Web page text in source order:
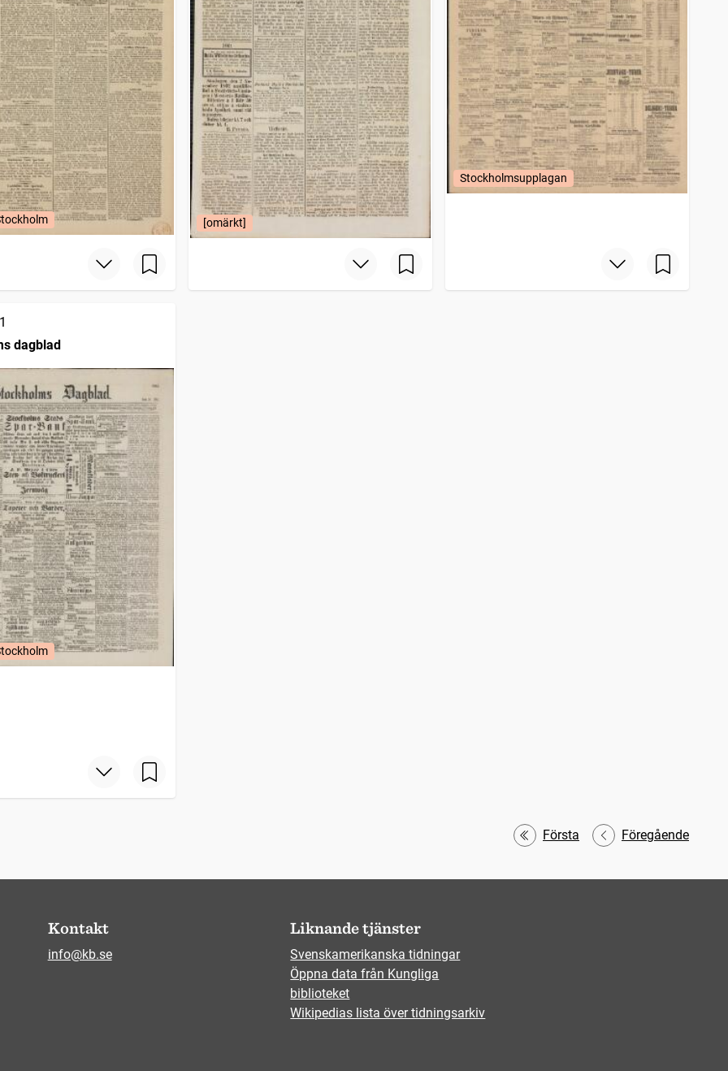
[omärkt]
Stockholmsupplagan
dagblad
Första Föregående
Kontakt
info@kb.se
Liknande tjänster
Svenskamerikanska tidningar
Öppna data från Kungliga
biblioteket
Wikipedias lista över tidningsarkiv